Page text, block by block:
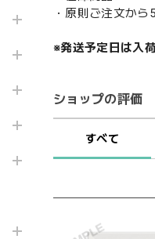
・原則ご注文から
※発送予定日は入
ショップの評価
すべて